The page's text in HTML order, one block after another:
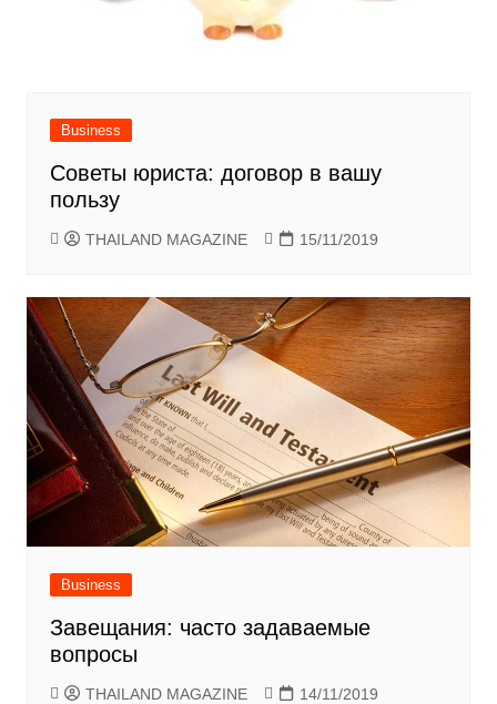
Business
Советы юриста: договор в вашу
пользу
THAILAND MAGAZINE 15/11/2019
Business
Завещания: часто задаваемые
вопросы
THAILAND MAGAZINE 14/11/2019